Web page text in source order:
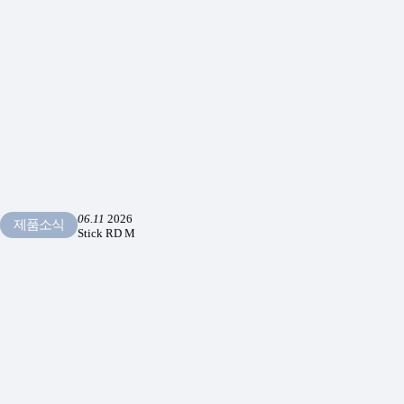
제품소식 06.11 2026
Stick RD M